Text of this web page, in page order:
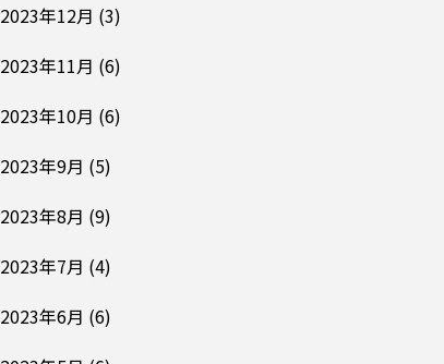
2023年12月 (3)
2023年11月 (6)
2023年10月 (6)
2023年9月 (5)
2023年8月 (9)
2023年7月 (4)
2023年6月 (6)